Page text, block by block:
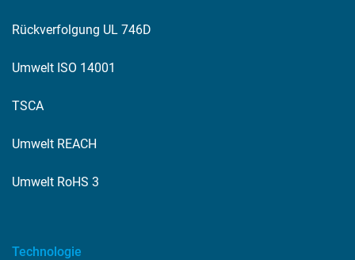
Rückverfolgung UL 746D
Umwelt ISO 14001
TSCA
Umwelt REACH
Umwelt RoHS 3
Technologie